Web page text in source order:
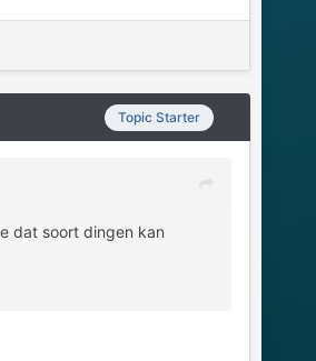
Topic Starter
dat soort dingen kan